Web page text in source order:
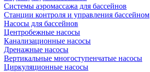
Системы аэромассажа для бассейнов
Станции контроля и управления бассейном
Насосы для бассейнов
Центробежные насосы
Канализационные насосы
Дренажные насосы
Вертикальные многоступенчатые насосы
Циркуляционные насосы